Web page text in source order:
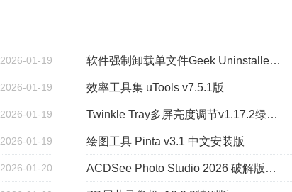
2026-01-19 软件强制卸载单文件Geek Uninstaller v1.5.3.170
2026-01-19 效率工具集 uTools v7.5.1版
2026-01-19 Twinkle Tray多屏亮度调节v1.17.2绿色版
2026-01-19 绘图工具 Pinta v3.1 中文安装版
2026-01-20 ACDSee Photo Studio 2026 破解版补丁